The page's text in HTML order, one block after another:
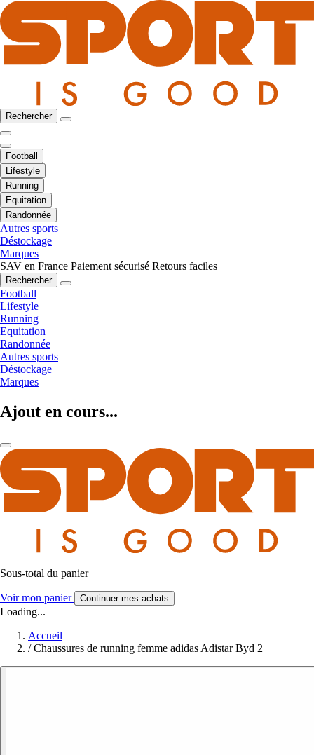
Rechercher
Football
Lifestyle
Running
Equitation
Randonnée
Autres sports
Déstockage
Marques
SAV en France Paiement sécurisé Retours faciles
Rechercher
Football
Lifestyle
Running
Equitation
Randonnée
Autres sports
Déstockage
Marques
Ajout en cours...
Sous-total du panier
Voir mon panier Continuer mes achats
Loading...
Accueil
/ Chaussures de running femme adidas Adistar Byd 2